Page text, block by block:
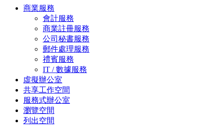
商業服務
會計服務
商業註冊服務
公司秘書服務
郵件處理服務
禮賓服務
IT / 數據服務
虛擬辦公室
共享工作空間
服務式辦公室
瀏覽空間
列出空間